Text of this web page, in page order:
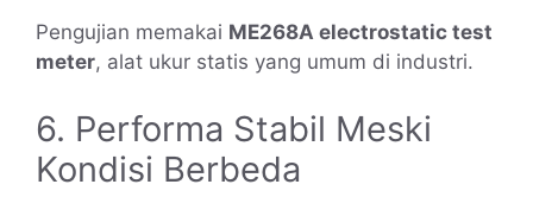
Pengujian memakai ME268A electrostatic test
meter, alat ukur statis yang umum di industri.
6. Performa Stabil Meski
Kondisi Berbeda